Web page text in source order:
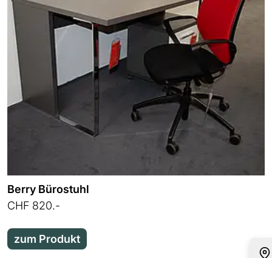
Berry Bürostuhl
CHF 820.-
zum Produkt